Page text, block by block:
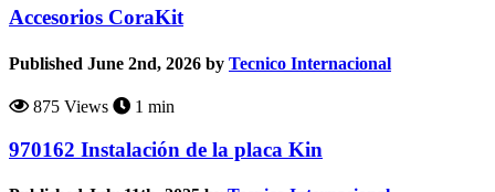
Accesorios CoraKit
Published June 2nd, 2026 by Tecnico Internacional
875 Views 1 min
970162 Instalación de la placa Kin